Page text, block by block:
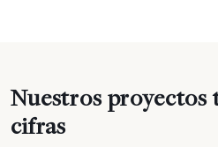
Nuestros proyectos
cifras